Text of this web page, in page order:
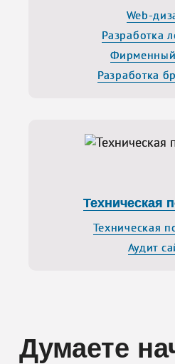
Web-
Разработка
Фирменный
Разработка
Техническая
Техническая
Аудит
Думаете